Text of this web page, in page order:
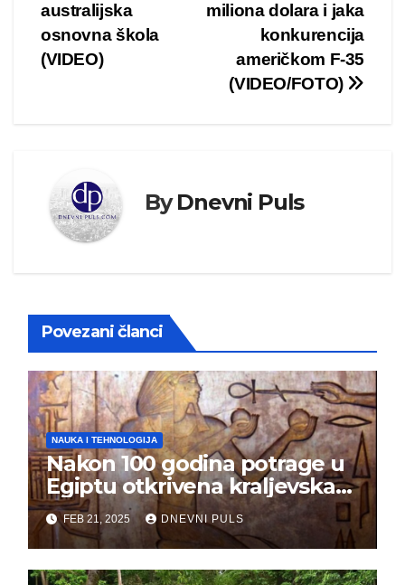
miliona dolara i jaka
konkurencija
američkom F-35
(VIDEO/FOTO)
australijska
osnovna škola
(VIDEO)
ByDnevni Puls
Povezani članci
NAUKA I TEHNOLOGIJA
Nakon 100 godina potrage u
Egiptu otkrivena kraljevska
grobnica (FOTO)
FEB 21, 2025 DNEVNI PULS